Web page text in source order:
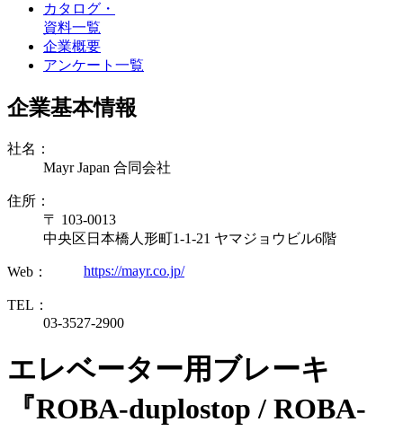
カタログ・
資料一覧
企業概要
アンケート一覧
企業基本情報
社名：
Mayr Japan 合同会社
住所：
〒 103-0013
中央区日本橋人形町1-1-21 ヤマジョウビル6階
Web： https://mayr.co.jp/
TEL：
03-3527-2900
エレベーター用ブレーキ
『ROBA-duplostop / ROBA-